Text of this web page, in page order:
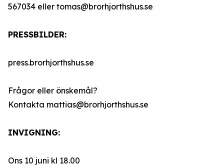
567034 eller tomas@brorhjorthshus.se
PRESSBILDER:
press.brorhjorthshus.se
Frågor eller önskemål?
Kontakta mattias@brorhjorthshus.se
INVIGNING:
Ons 10 juni kl 18.00